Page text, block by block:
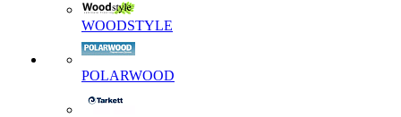
WOODSTYLE
POLARWOOD